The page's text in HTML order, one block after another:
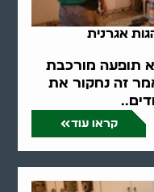
אגרנית
תופעה מורכבת
זה נחקור את
קראו עוד